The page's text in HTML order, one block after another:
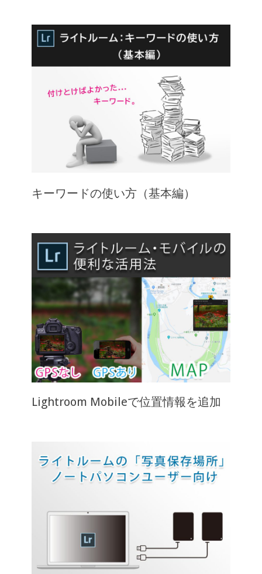
キーワードの使い方（基本編）
Lightroom Mobileで位置情報を追加